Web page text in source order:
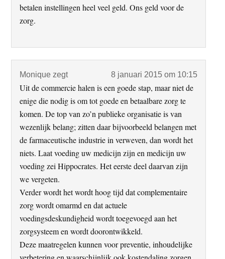
betalen instellingen heel veel geld. Ons geld voor de
zorg.
Monique zegt 8 januari 2015 om 10:15
Uit de commercie halen is een goede stap, maar niet de
enige die nodig is om tot goede en betaalbare zorg te
komen. De top van zo’n publieke organisatie is van
wezenlijk belang; zitten daar bijvoorbeeld belangen met
de farmaceutische industrie in verweven, dan wordt het
niets. Laat voeding uw medicijn zijn en medicijn uw
voeding zei Hippocrates. Het eerste deel daarvan zijn
we vergeten.
Verder wordt het wordt hoog tijd dat complementaire
zorg wordt omarmd en dat actuele
voedingsdeskundigheid wordt toegevoegd aan het
zorgsysteem en wordt doorontwikkeld.
Deze maatregelen kunnen voor preventie, inhoudelijke